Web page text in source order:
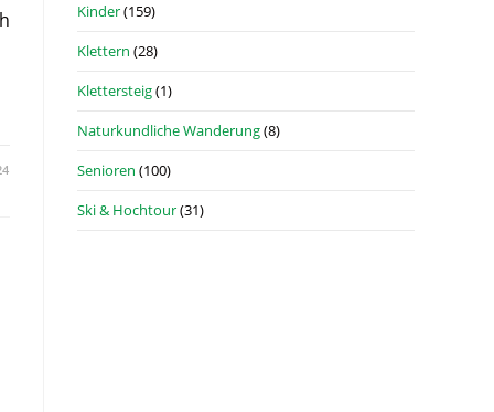
Kinder(159)
Klettern (28)
Klettersteig(1)
Naturkundliche Wanderung(8)
Senioren (100)
Ski & Hochtour(31)